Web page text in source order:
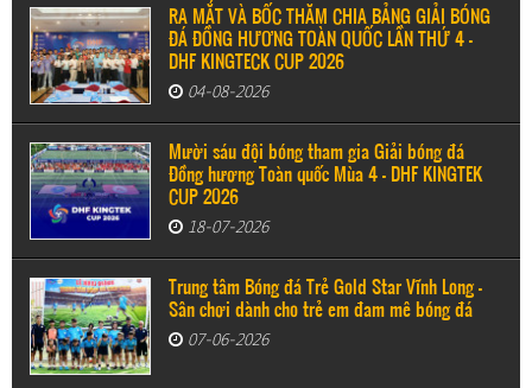
RA MẮT VÀ BỐC THĂM CHIA BẢNG GIẢI BÓNG
ĐÁ ĐỒNG HƯƠNG TOÀN QUỐC LẦN THỨ 4 –
DHF KINGTECK CUP 2026
04-08-2026
Mười sáu đội bóng tham gia Giải bóng đá
Đồng hương Toàn quốc Mùa 4 - DHF KINGTEK
CUP 2026
18-07-2026
Trung tâm Bóng đá Trẻ Gold Star Vĩnh Long -
Sân chơi dành cho trẻ em đam mê bóng đá
07-06-2026